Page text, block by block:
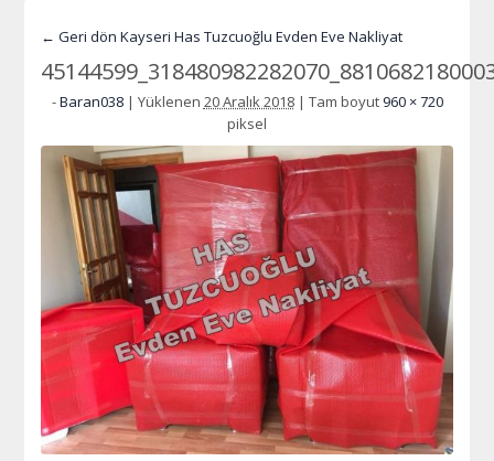
← Geri dön Kayseri Has Tuzcuoğlu Evden Eve Nakliyat
-Baran038 | Yüklenen 20 Aralık 2018 | Tam boyut960 × 720
piksel